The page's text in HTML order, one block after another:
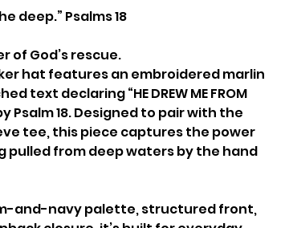
deep.” Psalms 18
of God’s rescue.
hat features an embroidered marlin
text declaring “HE DREW ME FROM
by Psalm 18. Designed to pair with the
tee, this piece captures the power
pulled from deep waters by the hand
and-navy palette, structured front,